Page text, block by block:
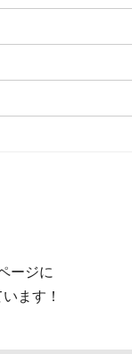
ージに
ます！